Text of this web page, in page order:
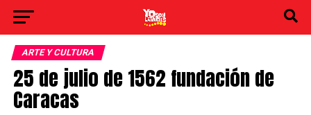
ARTE Y CULTURA
25 de julio de 1562 fundación de
Caracas